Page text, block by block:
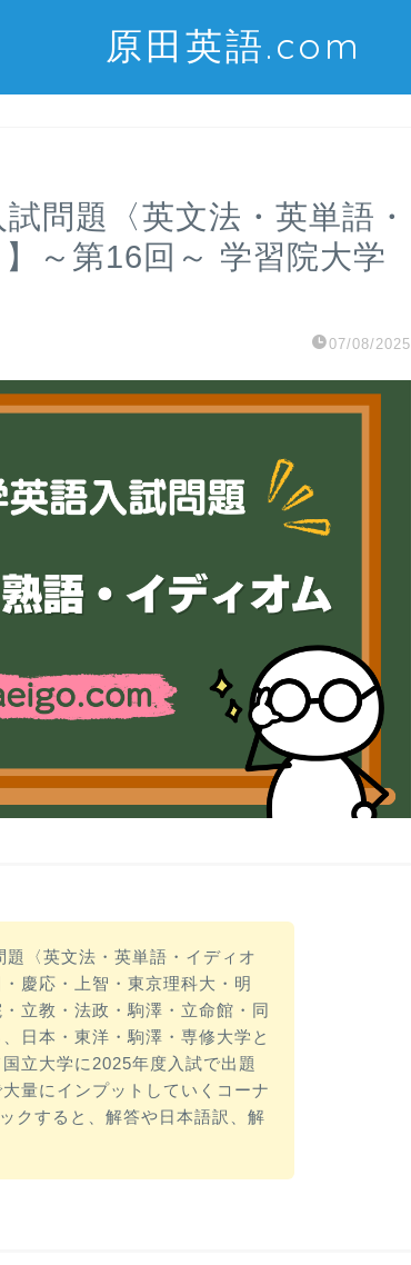
原田英語.com
問題〈英文法・英単語・
～第16回～ 学習院大学
07/08/2025
題〈英文法・英単語・イディオ
慶応・上智・東京理科大・明
立教・法政・駒澤・立命館・同
日本・東洋・駒澤・専修大学と
立大学に2025年度入試で出題
量にインプットしていくコーナ
クすると、解答や日本語訳、解